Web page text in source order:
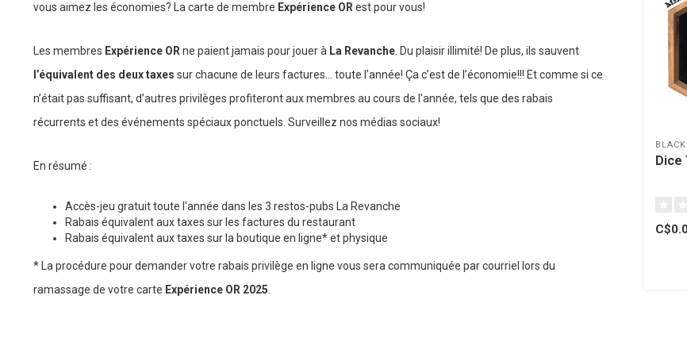
vous aimez les économies? La carte de membre Expérience OR est pour vous!
Les membres Expérience OR ne paient jamais pour jouer à La Revanche . Du plaisir illimité! De plus, ils sauvent
l’équivalent des deux taxes sur chacune de leurs factures… toute l’année! Ça c’est de l’économie!!! Et comme si ce
n’était pas suffisant, d’autres privilèges profiteront aux membres au cours de l'année, tels que des rabais
récurrents et des événements spéciaux ponctuels. Surveillez nos médias sociaux!
En résumé :
Accès-jeu gratuit toute l'année dans les 3 restos-pubs La Revanche
Rabais équivalent aux taxes sur les factures du restaurant
Rabais équivalent aux taxes sur la boutique en ligne* et physique
* La procédure pour demander votre rabais privilège en ligne vous sera communiquée par courriel lors du
ramassage de votre carte Expérience OR 2025
Dice